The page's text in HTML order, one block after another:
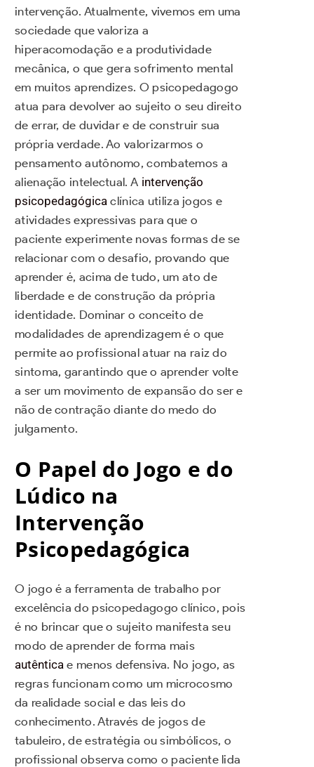
intervenção. Atualmente, vivemos em uma
sociedade que valoriza a
hiperacomodação e a produtividade
mecânica, o que gera sofrimento mental
em muitos aprendizes. O psicopedagogo
atua para devolver ao sujeito o seu direito
de errar, de duvidar e de construir sua
própria verdade. Ao valorizarmos o
pensamento autônomo, combatemos a
alienação intelectual. A intervenção
psicopedagógica clínica utiliza jogos e
atividades expressivas para que o
paciente experimente novas formas de se
relacionar com o desafio, provando que
aprender é, acima de tudo, um ato de
liberdade e de construção da própria
identidade. Dominar o conceito de
modalidades de aprendizagem é o que
permite ao profissional atuar na raiz do
sintoma, garantindo que o aprender volte
a ser um movimento de expansão do ser e
não de contração diante do medo do
julgamento.
O Papel do Jogo e do
Lúdico na
Intervenção
Psicopedagógica
O jogo é a ferramenta de trabalho por
excelência do psicopedagogo clínico, pois
é no brincar que o sujeito manifesta seu
modo de aprender de forma mais
autêntica e menos defensiva. No jogo, as
regras funcionam como um microcosmo
da realidade social e das leis do
conhecimento. Através de jogos de
tabuleiro, de estratégia ou simbólicos, o
profissional observa como o paciente lida